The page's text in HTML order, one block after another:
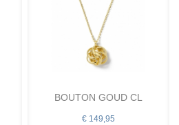
BOUTON GOUD CL
€ 149,95